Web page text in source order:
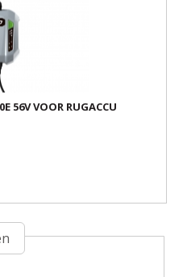
56V VOOR RUGACCU